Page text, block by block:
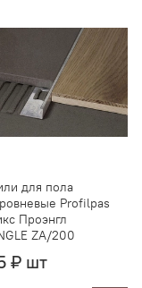
для пола
Profilpas
Проэнгл
ZA/200
₽ шт